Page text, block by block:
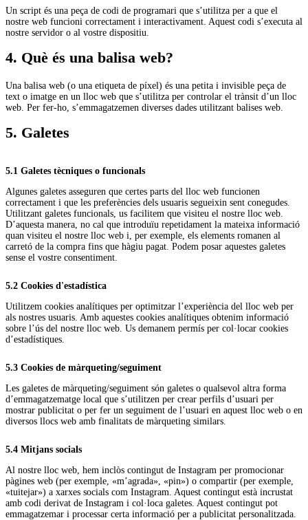
Un script és una peça de codi de programari que s’utilitza per a que el
nostre web funcioni correctament i interactivament. Aquest codi s’executa al
nostre servidor o al vostre dispositiu.
4. Què és una balisa web?
Una balisa web (o una etiqueta de píxel) és una petita i invisible peça de
text o imatge en un lloc web que s’utilitza per controlar el trànsit d’un lloc
web. Per fer-ho, s’emmagatzemen diverses dades utilitzant balises web.
5. Galetes
5.1 Galetes tècniques o funcionals
Algunes galetes asseguren que certes parts del lloc web funcionen
correctament i que les preferències dels usuaris segueixin sent conegudes.
Utilitzant galetes funcionals, us facilitem que visiteu el nostre lloc web.
D’aquesta manera, no cal que introduïu repetidament la mateixa informació
quan visiteu el nostre lloc web i, per exemple, els elements romanen al
carretó de la compra fins que hàgiu pagat. Podem posar aquestes galetes
sense el vostre consentiment.
5.2 Cookies d'estadística
Utilitzem cookies analítiques per optimitzar l’experiència del lloc web per
als nostres usuaris. Amb aquestes cookies analítiques obtenim informació
sobre l’ús del nostre lloc web. Us demanem permís per col·locar cookies
d’estadístiques.
5.3 Cookies de màrqueting/seguiment
Les galetes de màrqueting/seguiment són galetes o qualsevol altra forma
d’emmagatzematge local que s’utilitzen per crear perfils d’usuari per
mostrar publicitat o per fer un seguiment de l’usuari en aquest lloc web o en
diversos llocs web amb finalitats de màrqueting similars.
5.4 Mitjans socials
Al nostre lloc web, hem inclòs contingut de Instagram per promocionar
pàgines web (per exemple, «m’agrada», «pin») o compartir (per exemple,
«tuitejar») a xarxes socials com Instagram. Aquest contingut està incrustat
amb codi derivat de Instagram i col·loca galetes. Aquest contingut pot
emmagatzemar i processar certa informació per a publicitat personalitzada.